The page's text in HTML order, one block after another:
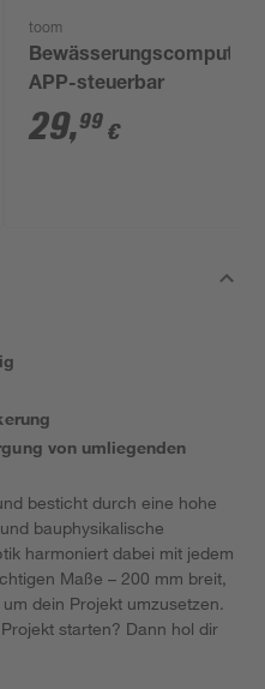
toom
Bewässerungscomputer
APP-steuerbar
29,99 €
von umliegenden
besticht durch eine hohe
bauphysikalische
harmoniert dabei mit jedem
Maße – 200 mm breit,
dein Projekt umzusetzen.
starten? Dann hol dir